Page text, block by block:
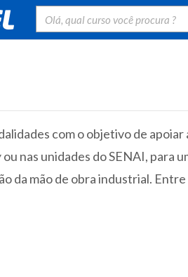
com o objetivo de
ou nas unidades do SENAI, para
da mão de obra industrial.